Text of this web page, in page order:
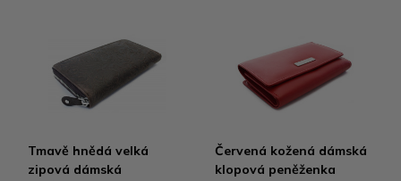
Tmavě hnědá velká
zipová dámská
Červená kožená dámská
klopová peněženka